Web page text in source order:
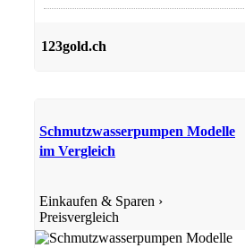
123gold.ch
Schmutzwasserpumpen Modelle
im Vergleich
Einkaufen & Sparen ›
Preisvergleich